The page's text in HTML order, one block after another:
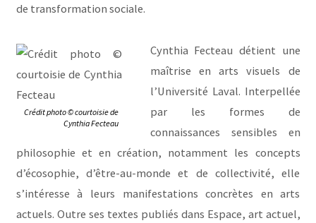
de transformation sociale.
Crédit photo © courtoisie de
Cynthia Fecteau
Cynthia Fecteau détient une
maîtrise en arts visuels de
l’Université Laval. Interpellée
par les formes de
connaissances sensibles en
philosophie et en création, notamment les concepts
d’écosophie, d’être-au-monde et de collectivité, elle
s’intéresse à leurs manifestations concrètes en arts
actuels. Outre ses textes publiés dans Espace, art actuel,